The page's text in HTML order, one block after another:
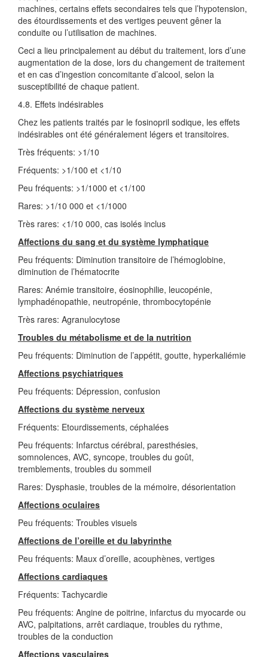
machines, certains effets secondaires tels que l’hypotension,
des étourdissements et des vertiges peuvent gêner la
conduite ou l’utilisation de machines.
Ceci a lieu principalement au début du traitement, lors d’une
augmentation de la dose, lors du changement de traitement
et en cas d’ingestion concomitante d’alcool, selon la
susceptibilité de chaque patient.
4.8. Effets indésirables
Chez les patients traités par le fosinopril sodique, les effets
indésirables ont été généralement légers et transitoires.
Très fréquents: >1/10
Fréquents: >1/100 et <1/10
Peu fréquents: >1/1000 et <1/100
Rares: >1/10 000 et <1/1000
Très rares: <1/10 000, cas isolés inclus
Affections du sang et du système lymphatique
Peu fréquents: Diminution transitoire de l’hémoglobine,
diminution de l’hématocrite
Rares: Anémie transitoire, éosinophilie, leucopénie,
lymphadénopathie, neutropénie, thrombocytopénie
Très rares: Agranulocytose
Troubles du métabolisme et de la nutrition
Peu fréquents: Diminution de l’appétit, goutte, hyperkaliémie
Affections psychiatriques
Peu fréquents: Dépression, confusion
Affections du système nerveux
Fréquents: Etourdissements, céphalées
Peu fréquents: Infarctus cérébral, paresthésies,
somnolences, AVC, syncope, troubles du goût,
tremblements, troubles du sommeil
Rares: Dysphasie, troubles de la mémoire, désorientation
Affections oculaires
Peu fréquents: Troubles visuels
Affections de l’oreille et du labyrinthe
Peu fréquents: Maux d’oreille, acouphènes, vertiges
Affections cardiaques
Fréquents: Tachycardie
Peu fréquents: Angine de poitrine, infarctus du myocarde ou
AVC, palpitations, arrêt cardiaque, troubles du rythme,
troubles de la conduction
Affections vasculaires